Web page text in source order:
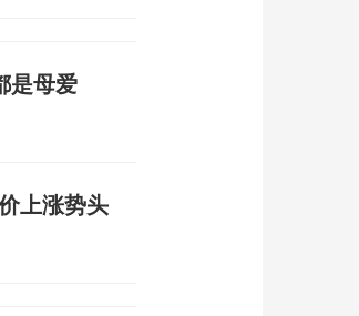
是母爱
上涨势头